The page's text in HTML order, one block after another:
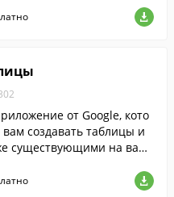
документы.
от Google, кото
создавать таблицы и
существующими на ваш